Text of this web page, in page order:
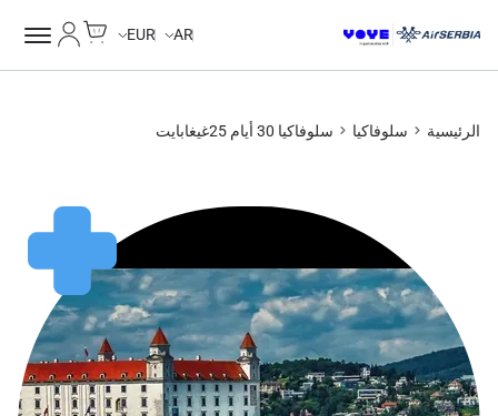
AR
EUR
الرئيسية سلوفاكيا سلوفاكيا 30 أيام 25غيغابايت